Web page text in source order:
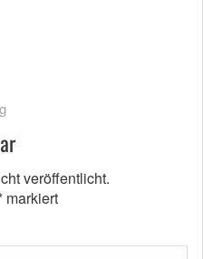
veröffentlicht.
markiert